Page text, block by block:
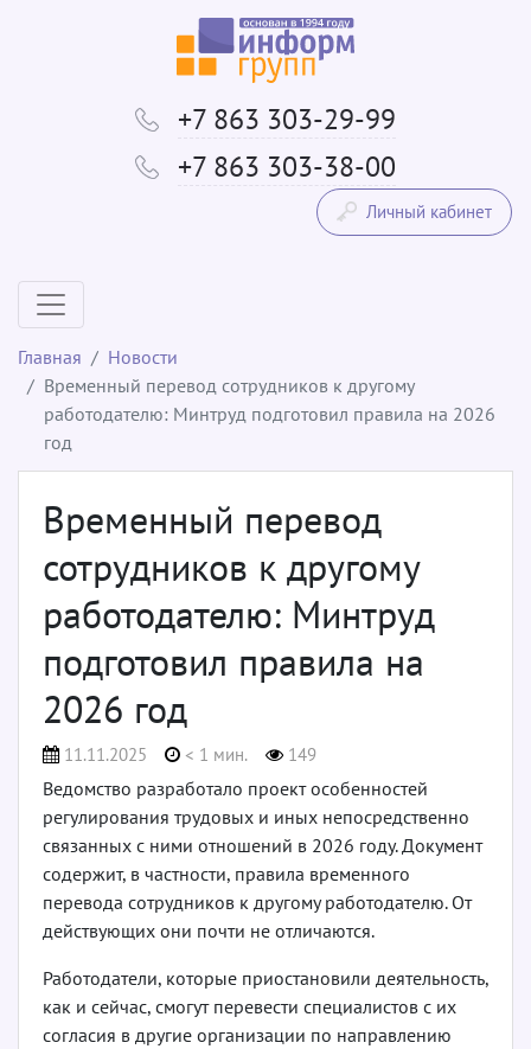
+7 863 303-29-99
+7 863 303-38-00
Личный кабинет
Главная
Новости
Временный перевод сотрудников к другому
работодателю: Минтруд подготовил правила на 2026
год
Временный перевод
сотрудников к другому
работодателю: Минтруд
подготовил правила на
2026 год
11.11.2025 < 1 мин. 149
Ведомство разработало проект особенностей
регулирования трудовых и иных непосредственно
связанных с ними отношений в 2026 году. Документ
содержит, в частности, правила временного
перевода сотрудников к другому работодателю. От
действующих они почти не отличаются.
Работодатели, которые приостановили деятельность,
как и сейчас, смогут перевести специалистов с их
согласия в другие организации по направлению